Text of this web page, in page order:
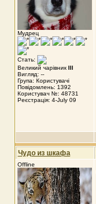
Мудрец
Стать:
Великий чарівник III
Вигляд: --
Група: Користувачі
Повідомлень: 1392
Користувач №: 48731
Реєстрація: 4-July 09
Чудо из шкафа
Offline